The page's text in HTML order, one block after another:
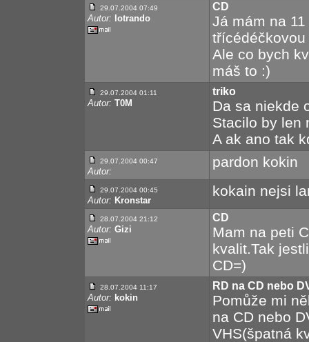
29.07.2004 07:49
Autor: lotrando
CD
Já mám na
Ale co bych
máš to :)
29.07.2004 01:11
Autor: T0M
triko
Da sa niekde
Stacilo by len
A ak ano tak
29.07.2004 00:47
Autor:
pardon kokin
29.07.2004 00:45
Autor: Kronstar
kokain nejsi
28.07.2004 21:12
Autor: Gizi
CD
Mam na peti
kvalit.Tak
CD=)
28.07.2004 11:17
Autor: kokin
RD na CD nebo
Pomůže mi
na CD nebo
VHS(špatná